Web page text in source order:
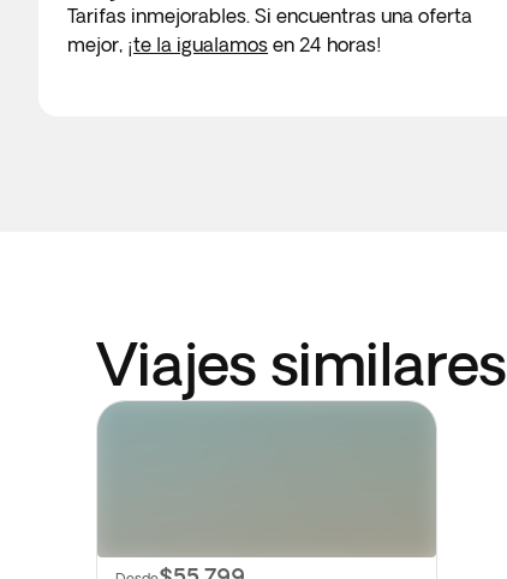
Tarifas inmejorables. Si encuentras una oferta
mejor, ¡te la igualamos en 24 horas!
Viajes similares